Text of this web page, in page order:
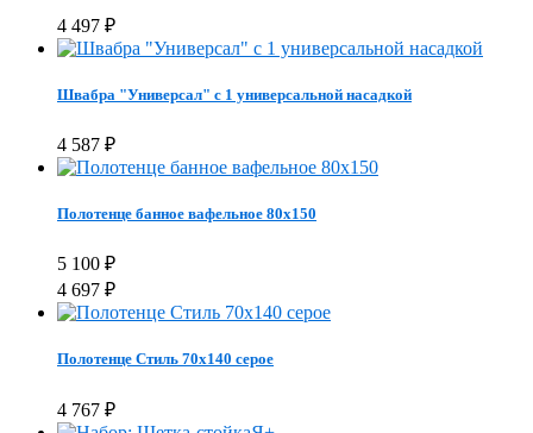
4 497 ₽
Швабра "Универсал" с 1 универсальной насадкой
4 587 ₽
Полотенце банное вафельное 80х150
5 100 ₽
4 697 ₽
Полотенце Стиль 70x140 серое
4 767 ₽